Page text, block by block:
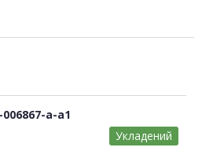
a-a1
Укладений